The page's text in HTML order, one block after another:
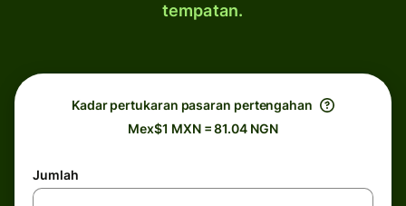
tempatan.
Kadar pertukaran pasaran pertengahan
Mex$1 MXN = 81.04 NGN
Jumlah